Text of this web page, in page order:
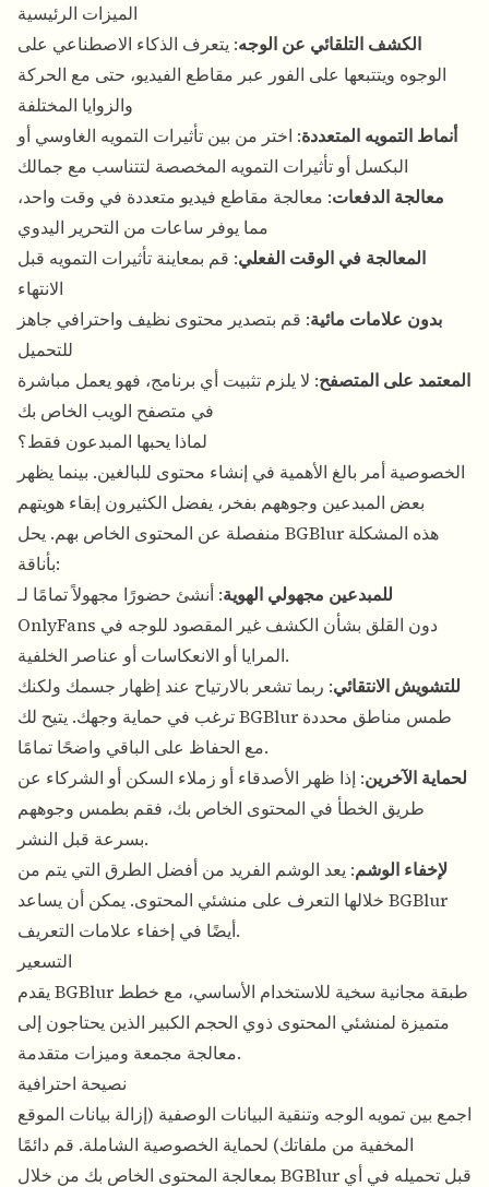
الميزات الرئيسية
الكشف التلقائي عن الوجه: يتعرف الذكاء الاصطناعي على
الوجوه ويتتبعها على الفور عبر مقاطع الفيديو، حتى مع الحركة
والزوايا المختلفة
أنماط التمويه المتعددة: اختر من بين تأثيرات التمويه الغاوسي أو
البكسل أو تأثيرات التمويه المخصصة لتتناسب مع جمالك
معالجة الدفعات: معالجة مقاطع فيديو متعددة في وقت واحد،
مما يوفر ساعات من التحرير اليدوي
المعالجة في الوقت الفعلي: قم بمعاينة تأثيرات التمويه قبل
الانتهاء
بدون علامات مائية: قم بتصدير محتوى نظيف واحترافي جاهز
للتحميل
المعتمد على المتصفح: لا يلزم تثبيت أي برنامج، فهو يعمل مباشرة
في متصفح الويب الخاص بك
لماذا يحبها المبدعون فقط؟
الخصوصية أمر بالغ الأهمية في إنشاء محتوى للبالغين. بينما يظهر
بعض المبدعين وجوههم بفخر، يفضل الكثيرون إبقاء هويتهم
منفصلة عن المحتوى الخاص بهم. يحل BGBlur هذه المشكلة
بأناقة:
للمبدعين مجهولي الهوية: أنشئ حضورًا مجهولاً تمامًا لـ
OnlyFans دون القلق بشأن الكشف غير المقصود للوجه في
المرايا أو الانعكاسات أو عناصر الخلفية.
للتشويش الانتقائي: ربما تشعر بالارتياح عند إظهار جسمك ولكنك
ترغب في حماية وجهك. يتيح لك BGBlur طمس مناطق محددة
مع الحفاظ على الباقي واضحًا تمامًا.
لحماية الآخرين: إذا ظهر الأصدقاء أو زملاء السكن أو الشركاء عن
طريق الخطأ في المحتوى الخاص بك، فقم بطمس وجوههم
بسرعة قبل النشر.
لإخفاء الوشم: يعد الوشم الفريد من أفضل الطرق التي يتم من
خلالها التعرف على منشئي المحتوى. يمكن أن يساعد BGBlur
أيضًا في إخفاء علامات التعريف.
التسعير
يقدم BGBlur طبقة مجانية سخية للاستخدام الأساسي، مع خطط
متميزة لمنشئي المحتوى ذوي الحجم الكبير الذين يحتاجون إلى
معالجة مجمعة وميزات متقدمة.
نصيحة احترافية
اجمع بين تمويه الوجه وتنقية البيانات الوصفية (إزالة بيانات الموقع
المخفية من ملفاتك) لحماية الخصوصية الشاملة. قم دائمًا
بمعالجة المحتوى الخاص بك من خلال BGBlur قبل تحميله في أي